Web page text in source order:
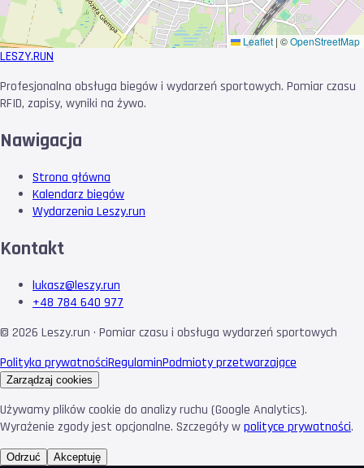
Leaflet | ©OpenStreetMap
LESZY.RUN
Profesjonalna obsługa biegów i wydarzeń sportowych. Pomiar czasu
RFID, zapisy, wyniki na żywo.
Nawigacja
Strona główna
Kalendarz biegów
Wydarzenia Leszy.run
Kontakt
lukasz@leszy.run
+48 784 640 977
© 2026 Leszy.run · Pomiar czasu i obsługa wydarzeń sportowych
Polityka prywatnościRegulaminPodmioty przetwarzające
Zarządzaj cookies
Używamy plików cookie do analizy ruchu (Google Analytics).
Wyrażenie zgody jest opcjonalne. Szczegóły wpolityce prywatności.
Odrzuć Akceptuję